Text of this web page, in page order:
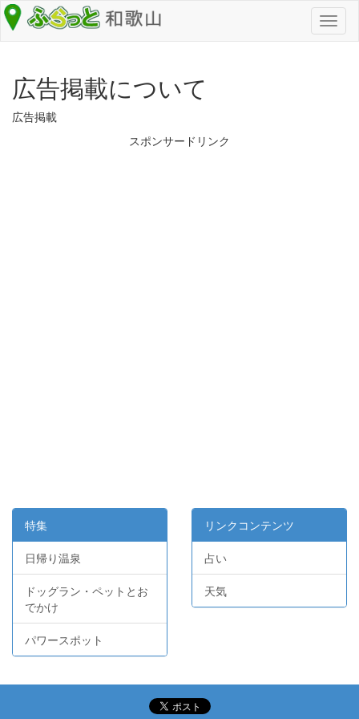
広告掲載について
広告掲載
スポンサードリンク
特集
日帰り温泉
ドッグラン・ペットとお
でかけ
パワースポット
リンクコンテンツ
占い
天気